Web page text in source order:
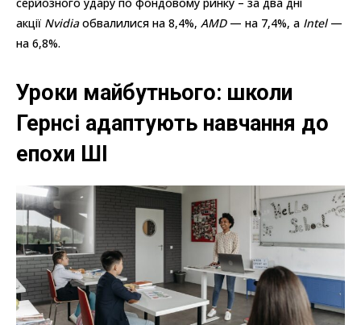
акції Nvidiaобвалилися на 8,4%, AMD— на 7,4%, а Intel—
на 6,8%.
Уроки майбутнього: школи
Гернсі адаптують навчання до
епохи ШІ